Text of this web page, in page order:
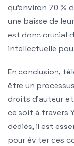
qu’environ 70 %
une baisse de
est donc crucial
intellectuelle
En conclusion,
être un
droits d’auteur
ce soit à travers
dédiés, il est
pour éviter des